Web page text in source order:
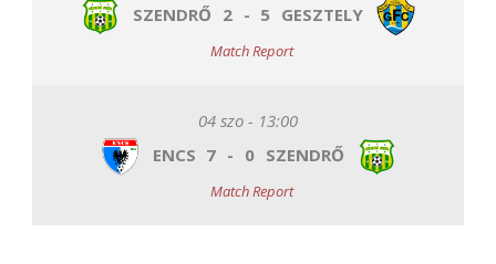
SZENDRŐ 2 - 5 GESZTELY
Match Report
04 szo - 13:00
ENCS 7 - 0 SZENDRŐ
Match Report